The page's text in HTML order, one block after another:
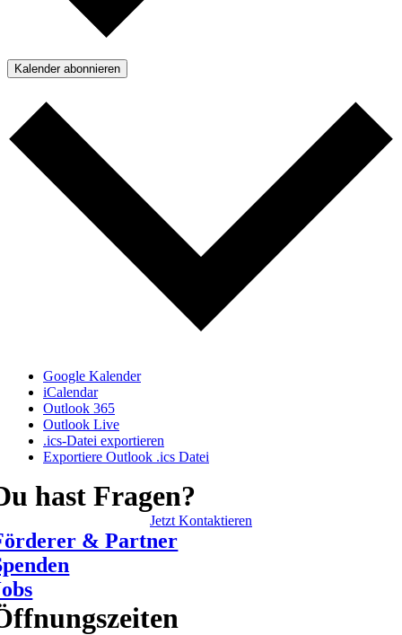
Kalender abonnieren
Google Kalender
iCalendar
Outlook 365
Outlook Live
.ics-Datei exportieren
Exportiere Outlook .ics Datei
hast Fragen?
Jetzt Kontaktieren
& Partner